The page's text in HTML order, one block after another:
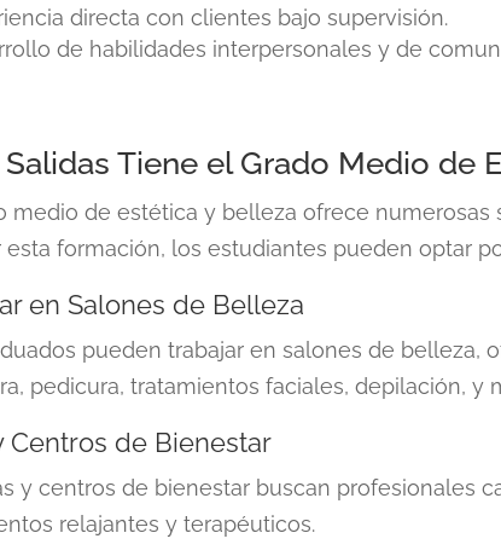
directa con clientes bajo supervisión.
de habilidades interpersonales y de
Salidas Tiene el Grado Medio de
medio de estética y belleza ofrece numerosas
esta formación, los estudiantes pueden optar
en Salones de Belleza
pueden trabajar en salones de belleza,
pedicura, tratamientos faciales, depilación, y
Centros de Bienestar
y centros de bienestar buscan profesionales
relajantes y terapéuticos.